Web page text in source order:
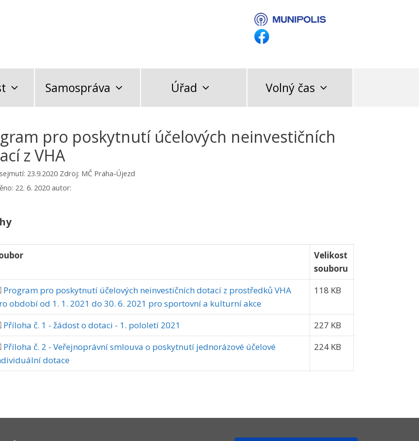
Samospráva Úřad Volný čas
pro poskytnutí účelových neinvestičních
z VHA
23.9.2020 Zdroj: MČ Praha-Újezd
22. 6. 2020 autor:
Velikost
souboru
Program pro poskytnutí účelových neinvestičních dotací z prostředků VHA
období od 1. 1. 2021 do 30. 6. 2021 pro sportovní a kulturní akce
118 KB
Příloha č. 1 - žádost o dotaci - 1. pololetí 2021
227 KB
Příloha č. 2 - Veřejnoprávní smlouva o poskytnutí jednorázové účelové
dotace
224 KB